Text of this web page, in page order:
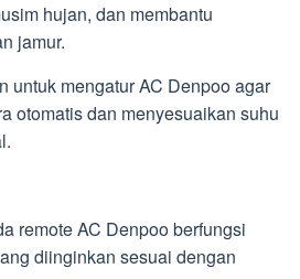
hujan, dan membantu
jamur.
untuk mengatur AC Denpoo agar
otomatis dan menyesuaikan suhu
remote AC Denpoo berfungsi
diinginkan sesuai dengan